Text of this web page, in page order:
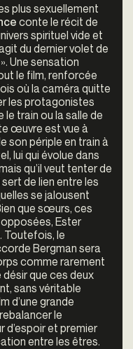
plus sexuellement
conte le récit de
spirituel vide et
du dernier volet de
Une sensation
le film, renforcée
où la caméra quitte
les protagonistes
train ou la salle de
œuvre est vue à
son périple en train à
lui qui évolue dans
qu’il veut tenter de
de lien entre les
se jalousent
que sœurs, ces
Ester
Toutefois, le
Bergman sera
comme rarement
que ces deux
sans véritable
d’une grande
le
d’espoir et premier
entre les êtres.